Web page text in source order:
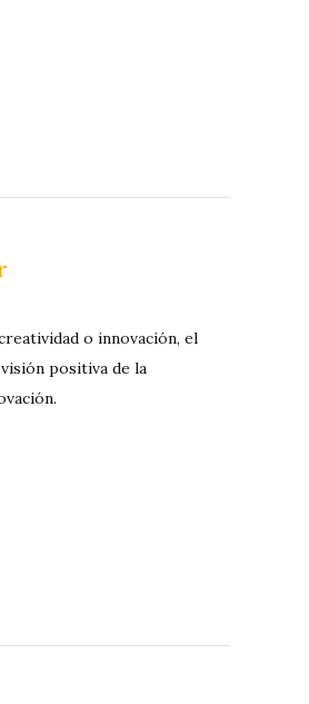
o innovación, el
positiva de la